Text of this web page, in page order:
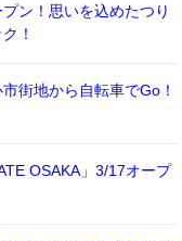
ン！思いを込めたつり
！
街地から自転車でGo！
OSAKA」3/17オープ